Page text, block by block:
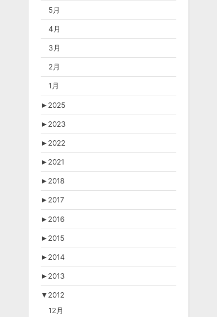
5月
4月
3月
2月
1月
► 2025
► 2023
► 2022
► 2021
► 2018
► 2017
► 2016
► 2015
► 2014
► 2013
▼ 2012
12月